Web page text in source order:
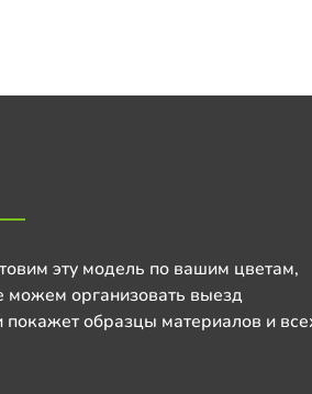
эту модель по вашим цветам,
организовать выезд
образцы материалов и